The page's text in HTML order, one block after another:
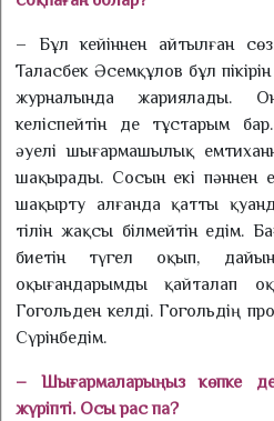
– Бұл кейіннен айтылған
Таласбек Әсемқұлов бұл
журналында жариялады.
келіспейтін де тұстарым
әуелі шығармашылық
шақырады. Сосын екі пәннен
шақырту алғанда қатты
тілін жақсы білмейтін едім.
бие­тін түгел оқып,
оқығандарымды қайталап
Гогольден келді. Гого­ль­дің
Сүрінбедім.
– Шығармаларыңыз көпке
жүріпті. Осы рас па?